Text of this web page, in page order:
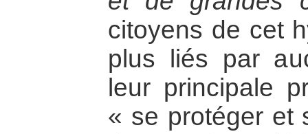
citoyens de cet
plus liés par
leur principale
« se protéger et